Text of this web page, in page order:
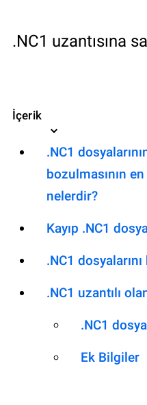
.NC1 uzantısına
İçerik
.NC1
bozulmasının
nelerdir?
Kayıp .NC1
.NC1
.NC1 uzantılı
.NC1
Ek Bilgiler